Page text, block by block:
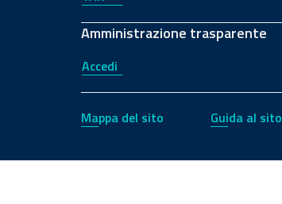
Amministrazione trasparente
Accedi
Mappa del sito Guida al sito